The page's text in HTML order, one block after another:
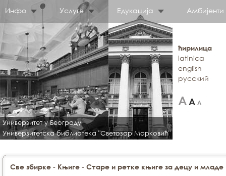
Инфо Услуге Едукација Амбијенти
Универзитет у Београду
Универзитетска библиотека "Светозар Марковић"
ћирилица
latinica
english
русский
Све збирке - Књиге - Старе и ретке књиге за децу и младе